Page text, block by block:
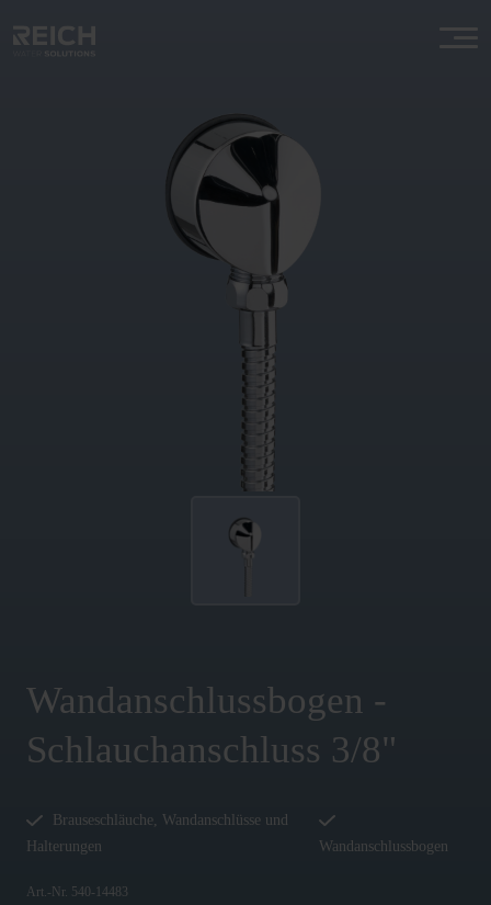
Wandanschlussbogen -
Schlauchanschluss 3/8"
Brauseschläuche, Wandanschlüsse und
Halterungen
Wandanschlussbogen
Art.-Nr. 540-14483